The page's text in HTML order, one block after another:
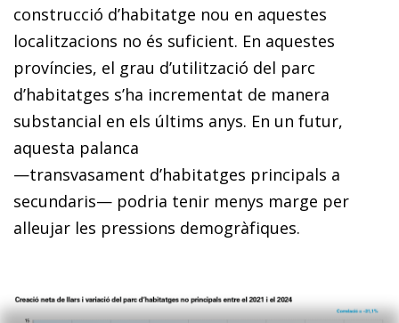
construcció d’habitatge nou en aquestes
localitzacions no és suficient. En aquestes
províncies, el grau d’utilització del parc
d’habitatges s’ha incrementat de manera
substancial en els últims anys. En un futur,
aquesta palanca
—transvasament d’habitatges principals a
secundaris— podria tenir menys marge per
alleujar les pressions demogràfiques.